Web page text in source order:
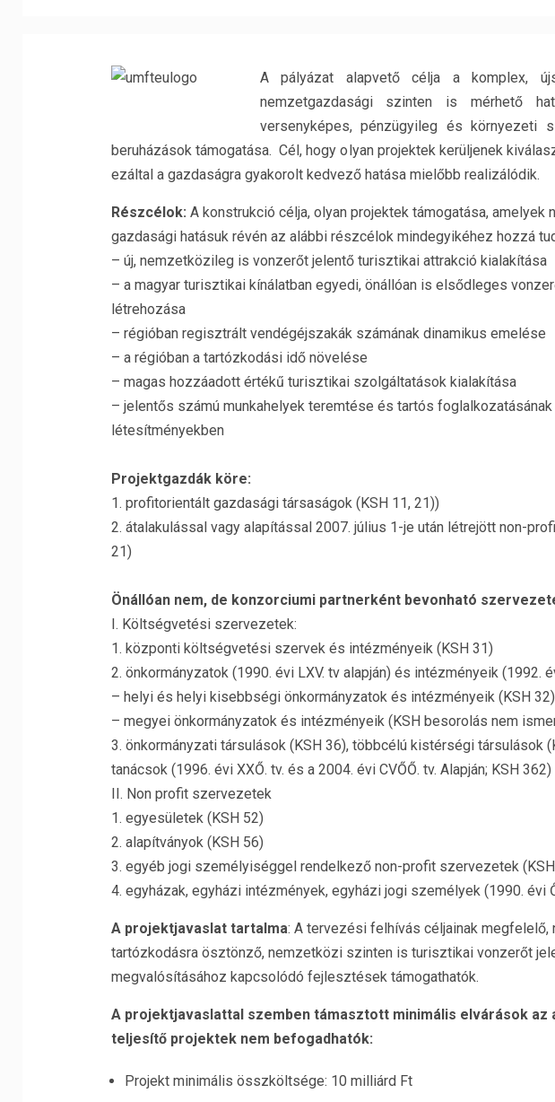
A pályázat alapvető célja a komplex,
nemzetgazdasági szinten is mérhető
versenyképes, pénzügyileg és környezeti
beruházások támogatása. Cél, hogy olyan projektek kerüljenek
ezáltal a gazdaságra gyakorolt kedvező hatása mielőbb realizálódik.
Részcélok: A konstrukció célja, olyan projektek támogatása, amelyek
gazdasági hatásuk révén az alábbi részcélok mindegyikéhez hozzá
– új, nemzetközileg is vonzerőt jelentő turisztikai attrakció kialakítása
– a magyar turisztikai kínálatban egyedi, önállóan is elsődleges
létrehozása
– régióban regisztrált vendégéjszakák számának dinamikus emelése
– a régióban a tartózkodási idő növelése
– magas hozzáadott értékű turisztikai szolgáltatások kialakítása
– jelentős számú munkahelyek teremtése és tartós
létesítményekben
Projektgazdák köre:
1. profitorientált gazdasági társaságok (KSH 11, 21))
2. átalakulással vagy alapítással 2007. július 1-je után létrejött non-
21)
Önállóan nem, de konzorciumi partnerként bevonható
I. Költségvetési szervezetek:
1. központi költségvetési szervek és intézményeik (KSH 31)
2. önkormányzatok (1990. évi LXV. tv alapján) és intézményeik (1992.
– helyi és helyi kisebbségi önkormányzatok és intézményeik (KSH 32)
– megyei önkormányzatok és intézményeik (KSH besorolás nem
3. önkormányzati társulások (KSH 36), többcélú kistérségi társulások
tanácsok (1996. évi XXŐ. tv. és a 2004. évi CVŐŐ. tv. Alapján; KSH 362)
II. Non profit szervezetek
1. egyesületek (KSH 52)
2. alapítványok (KSH 56)
3. egyéb jogi személyiséggel rendelkező non-profit szervezetek
4. egyházak, egyházi intézmények, egyházi jogi személyek (1990. évi
A projektjavaslat tartalma: A tervezési felhívás céljainak megfelelő,
tartózkodásra ösztönző, nemzetközi szinten is turisztikai vonzerőt
megvalósításához kapcsolódó fejlesztések támogathatók.
A projektjavaslattal szemben támasztott minimális elvárások az
teljesítő projektek nem befogadhatók:
Projekt minimális összköltsége: 10 milliárd Ft